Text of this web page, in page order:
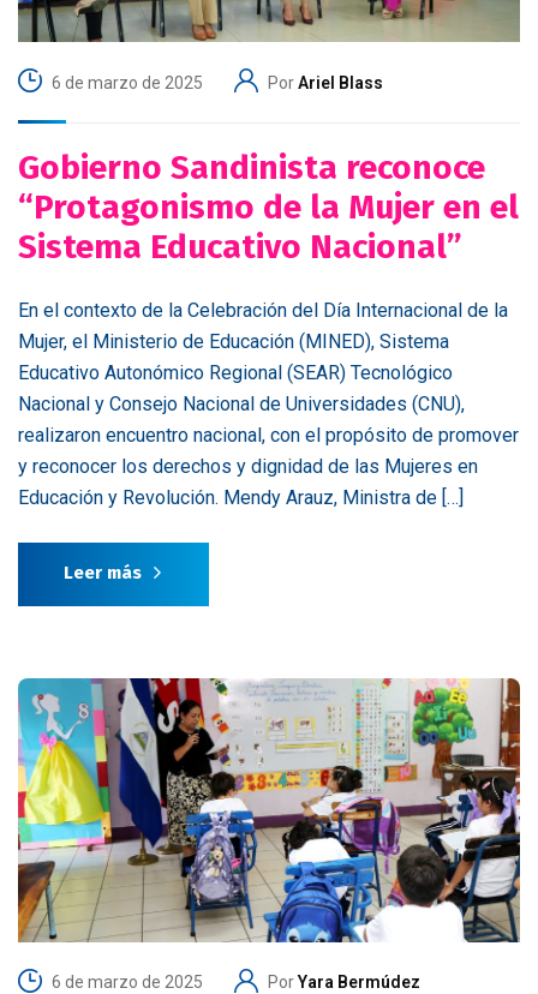
6 de marzo de 2025 PorAriel Blass
Gobierno Sandinista reconoce
“Protagonismo de la Mujer en el
Sistema Educativo Nacional”
En el contexto de la Celebración del Día Internacional de la
Mujer, el Ministerio de Educación (MINED), Sistema
Educativo Autonómico Regional (SEAR) Tecnológico
Nacional y Consejo Nacional de Universidades (CNU),
realizaron encuentro nacional, con el propósito de promover
y reconocer los derechos y dignidad de las Mujeres en
Educación y Revolución. Mendy Arauz, Ministra de […]
Leer más
6 de marzo de 2025 PorYara Bermúdez